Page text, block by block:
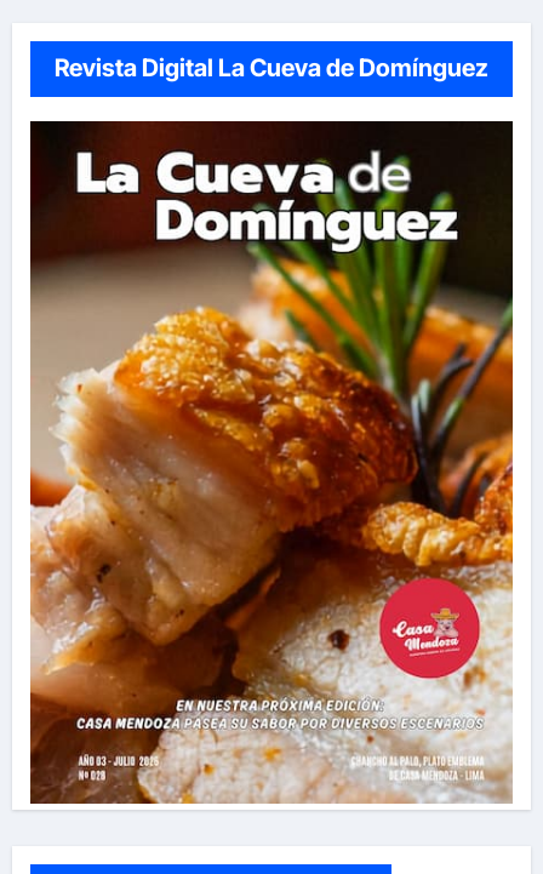
Revista Digital La Cueva de Domínguez